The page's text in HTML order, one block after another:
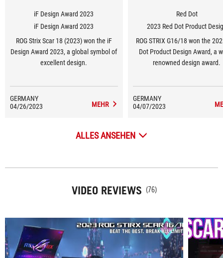
iF Design Award 2023
iF Design Award 2023
ROG Strix Scar 18 (2023) won the iF
Design Award 2023, a global symbol of
excellent design.
GERMANY
04/26/2023
MEHR
Red Dot
2023 Red Dot Product
ROG STRIX G16/18 won the
Dot Product Design Award, a
renowned design award.
GERMANY
04/07/2023
ALLES ANSEHEN
VIDEO REVIEWS (76)